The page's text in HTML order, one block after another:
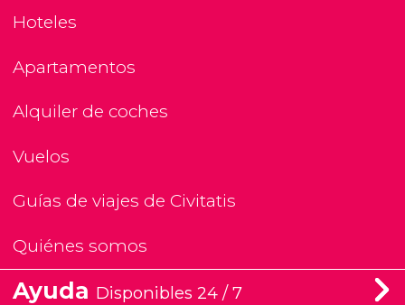
Hoteles
Apartamentos
Alquiler de coches
Vuelos
Guías de viajes de Civitatis
Quiénes somos
Ayuda Disponibles 24 / 7